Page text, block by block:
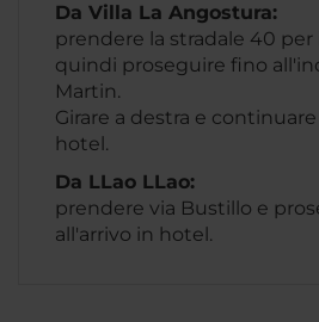
Da Villa La Angostura:
prendere la stradale 40 per
quindi proseguire fino
Martin.
Girare a destra e
hotel.
Da LLao LLao:
prendere via Bustillo e
all'arrivo in hotel.